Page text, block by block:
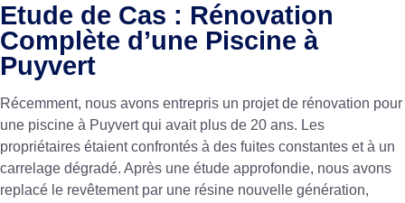
Etude de Cas : Rénovation
Complète d’une Piscine à
Puyvert
Récemment, nous avons entrepris un projet de rénovation pour
une piscine à Puyvert qui avait plus de 20 ans. Les
propriétaires étaient confrontés à des fuites constantes et à un
carrelage dégradé. Après une étude approfondie, nous avons
replacé le revêtement par une résine nouvelle génération,